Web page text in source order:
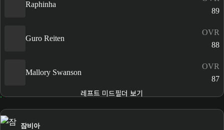
Raphinha
89
Guro Reiten
OVR
88
Mallory Swanson
OVR
87
레프트 미드필더 보기
잠비아